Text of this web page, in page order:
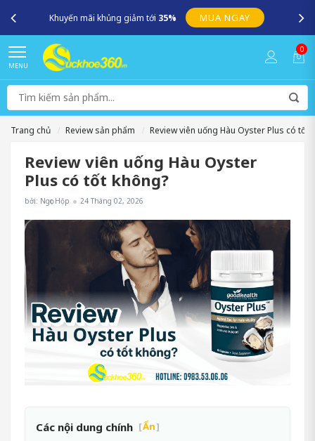
SUCKHOE360.VN – Kênh cung cấp những sản phẩm chính hãng uy
tín, an toàn, chất lượng !
MENU
0
Trang chủ Review sản phẩm Review viên uống Hàu Oyster Plus có tốt
Review viên uống Hàu Oyster
Plus có tốt không?
bởi: Ngọc Hộp 24 Tháng 02, 2026
Các nội dung chính [Ẩn]